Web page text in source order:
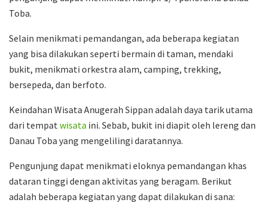
Toba.
Selain menikmati pemandangan, ada beberapa kegiatan
yang bisa dilakukan seperti bermain di taman, mendaki
bukit, menikmati orkestra alam, camping, trekking,
bersepeda, dan berfoto.
Keindahan Wisata Anugerah Sippan adalah daya tarik utama
dari tempatwisata ini. Sebab, bukit ini diapit oleh lereng dan
Danau Toba yang mengelilingi daratannya.
Pengunjung dapat menikmati eloknya pemandangan khas
dataran tinggi dengan aktivitas yang beragam. Berikut
adalah beberapa kegiatan yang dapat dilakukan di sana: